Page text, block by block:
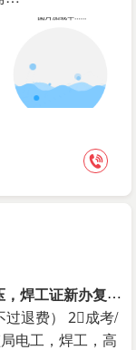
学
历提升，职称评审，社保缴纳，高低压，焊工证新办复审
/